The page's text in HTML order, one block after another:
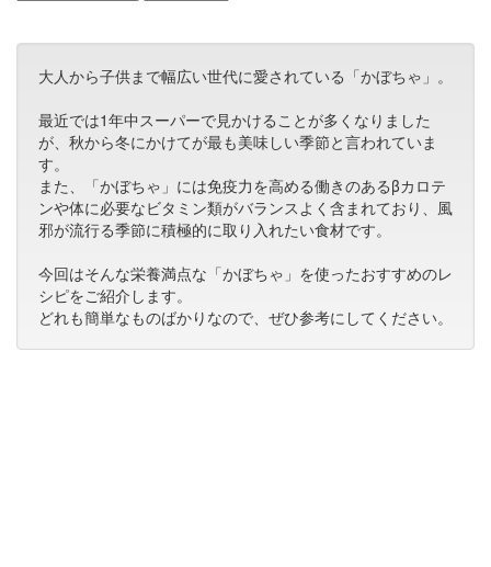
大人から子供まで幅広い世代に愛されている「かぼちゃ」。
最近では1年中スーパーで見かけることが多くなりました
が、秋から冬にかけてが最も美味しい季節と言われていま
す。
また、「かぼちゃ」には免疫力を高める働きのあるβカロテ
ンや体に必要なビタミン類がバランスよく含まれており、風
邪が流行る季節に積極的に取り入れたい食材です。
今回はそんな栄養満点な「かぼちゃ」を使ったおすすめのレ
シピをご紹介します。
どれも簡単なものばかりなので、ぜひ参考にしてください。